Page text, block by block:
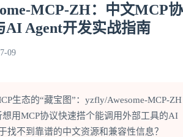
MCP-ZH：中文MCP协
AI Agent开发实战指南
09
生态的“藏宝图”：yzfly/Awesome-MCP-ZH
用MCP协议快速搭个能调用外部工具的AI
找不到靠谱的中文资源和兼容性信息？